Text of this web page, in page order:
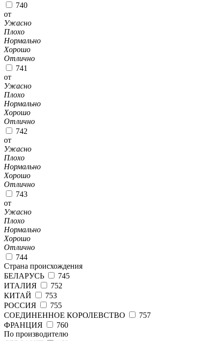
740
от
Ужасно
Плохо
Нормально
Хорошо
Отлично
741
от
Ужасно
Плохо
Нормально
Хорошо
Отлично
742
от
Ужасно
Плохо
Нормально
Хорошо
Отлично
743
от
Ужасно
Плохо
Нормально
Хорошо
Отлично
744
Страна происхождения
БЕЛАРУСЬ
745
ИТАЛИЯ
752
КИТАЙ
753
РОССИЯ
755
СОЕДИНЕННОЕ КОРОЛЕВСТВО
757
ФРАНЦИЯ
760
По производителю